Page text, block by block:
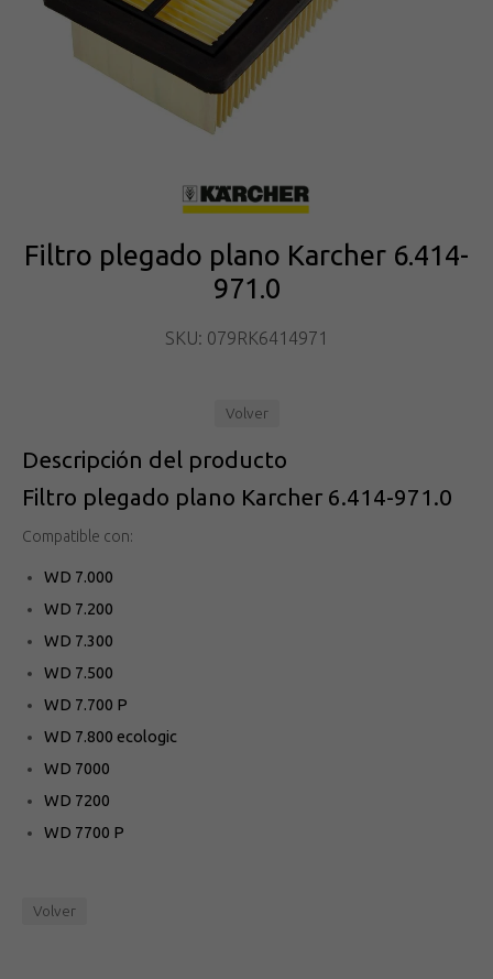
Filtro plegado plano Karcher 6.414-
971.0
SKU: 079RK6414971
Volver
Descripción del producto
Filtro plegado plano Karcher 6.414-971.0
Compatible con:
WD 7.000
WD 7.200
WD 7.300
WD 7.500
WD 7.700 P
WD 7.800 ecologic
WD 7000
WD 7200
WD 7700 P
Volver